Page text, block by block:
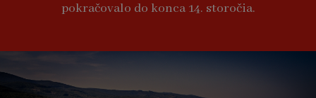
pokračovalo do konca 14. storočia.